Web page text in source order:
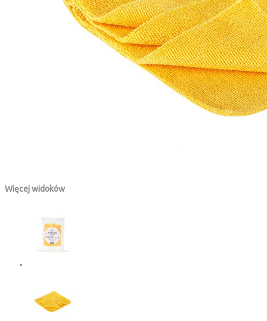
Więcej widoków